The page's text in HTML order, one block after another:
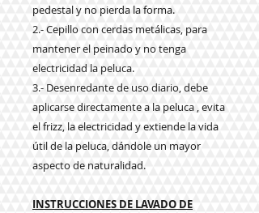
pedestal y no pierda la forma.
2.- Cepillo con cerdas metálicas, para
mantener el peinado y no tenga
electricidad la peluca.
3.- Desenredante de uso diario, debe
aplicarse directamente a la peluca , evita
el frizz, la electricidad y extiende la vida
útil de la peluca, dándole un mayor
aspecto de naturalidad.
INSTRUCCIONES DE LAVADO DE